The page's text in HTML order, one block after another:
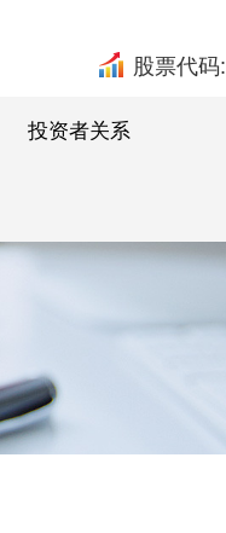
股票代码:
投资者关系